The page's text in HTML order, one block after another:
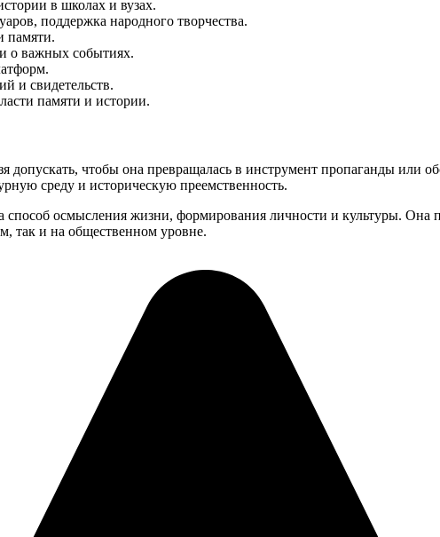
в школах и вузах.
поддержка народного творчества.
памяти.
о важных событиях.
и свидетельств.
памяти и истории.
допускать, чтобы она превращалась в инструмент пропаганды или
среду и историческую преемственность.
осмысления жизни, формирования личности и культуры. Она
так и на общественном уровне.